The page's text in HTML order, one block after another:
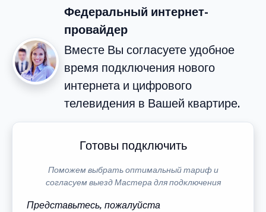
Федеральный интернет-
провайдер
Вместе Вы согласуете удобное
время подключения нового
интернета и цифрового
телевидения в Вашей квартире.
Готовы подключить
Поможем выбрать оптимальный тариф и
согласуем выезд Мастера для подключения
Представьтесь, пожалуйста